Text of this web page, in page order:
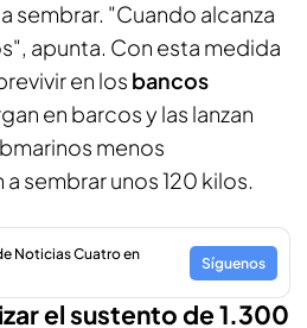
sembrar. "Cuando alcanza
apunta. Con esta medida
en los bancos
en barcos y las lanzan
menos
sembrar unos 120 kilos.
Noticias Cuatro en
Síguenos
el sustento de 1.300